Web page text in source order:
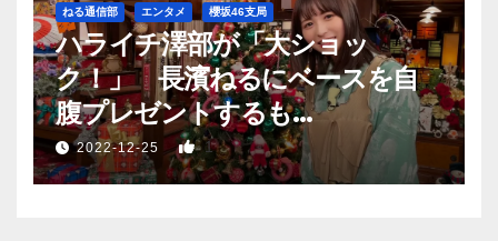
ねる通信部 エンタメ 櫻坂46支局
ハライチ澤部が「大ショッ
ク！」 長濱ねるにベースを自
腹プレゼントするも…
2022-12-25 1